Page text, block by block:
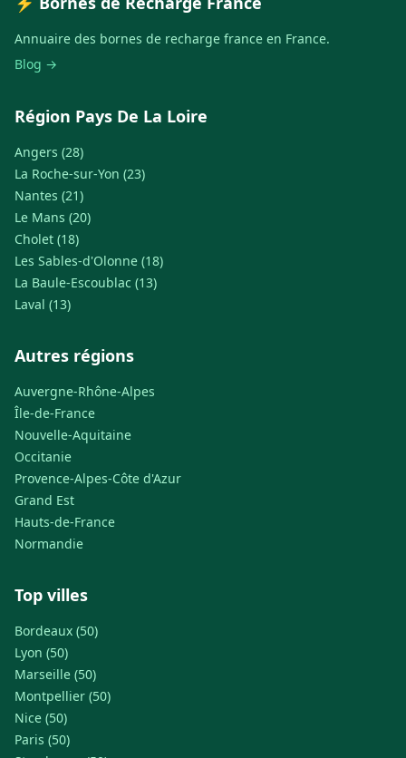
Annuaire des bornes de recharge france en France.
Blog →
Région Pays De La Loire
Angers (28)
La Roche-sur-Yon (23)
Nantes (21)
Le Mans (20)
Cholet (18)
Les Sables-d'Olonne (18)
La Baule-Escoublac (13)
Laval (13)
Autres régions
Auvergne-Rhône-Alpes
Île-de-France
Nouvelle-Aquitaine
Occitanie
Provence-Alpes-Côte d'Azur
Grand Est
Hauts-de-France
Normandie
Top villes
Bordeaux (50)
Lyon (50)
Marseille (50)
Montpellier (50)
Nice (50)
Paris (50)